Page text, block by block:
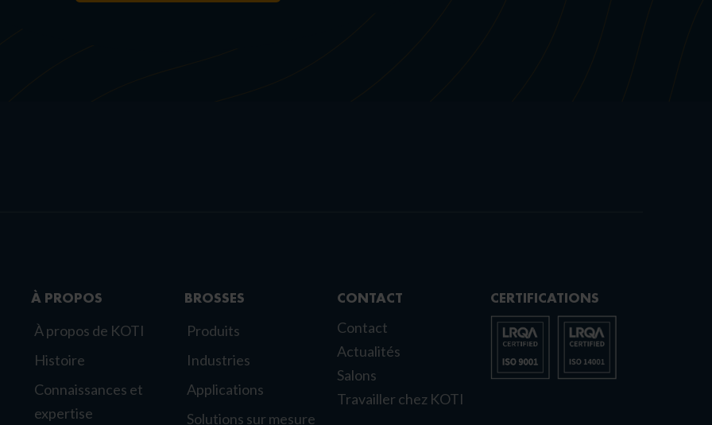
À PROPOS
À propos de KOTI
Histoire
Connaissances et
expertise
BROSSES
Produits
Industries
Applications
Solutions sur mesure
CONTACT
Contact
Actualités
Salons
Travailler chez KOTI
CERTIFICATIONS